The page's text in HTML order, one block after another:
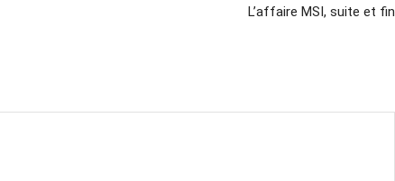
L’affaire MSI, suite et fin